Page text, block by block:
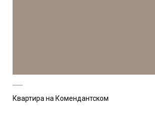
Квартира на Комендантском